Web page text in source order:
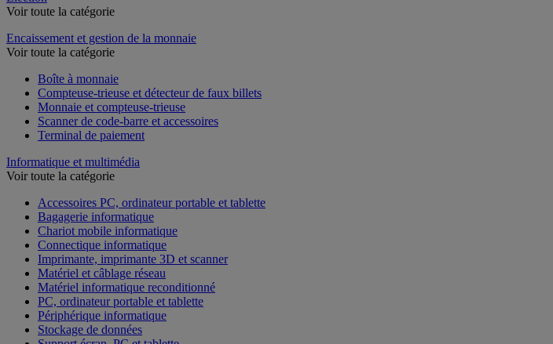
Voir toute la catégorie
Encaissement et gestion de la monnaie
Voir toute la catégorie
Boîte à monnaie
Compteuse-trieuse et détecteur de faux billets
Monnaie et compteuse-trieuse
Scanner de code-barre et accessoires
Terminal de paiement
Informatique et multimédia
Voir toute la catégorie
Accessoires PC, ordinateur portable et tablette
Bagagerie informatique
Chariot mobile informatique
Connectique informatique
Imprimante, imprimante 3D et scanner
Matériel et câblage réseau
Matériel informatique reconditionné
PC, ordinateur portable et tablette
Périphérique informatique
Stockage de données